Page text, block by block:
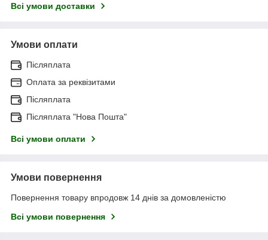
Всі умови доставки
Умови оплати
Післяплата
Оплата за реквізитами
Післяплата
Післяплата "Нова Пошта"
Всі умови оплати
Умови повернення
Повернення товару впродовж 14 днів за домовленістю
Всі умови повернення